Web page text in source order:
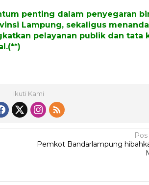
penting dalam penyegaran
Lampung, sekaligus
pelayanan publik dan tata
Ikuti Kami
Pemkot Bandarlampung